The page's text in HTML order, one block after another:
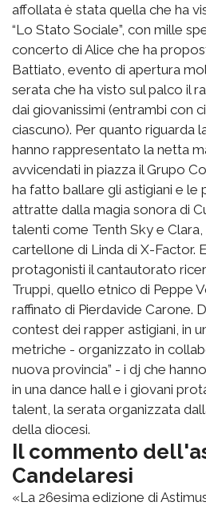
affollata è stata quella che ha
“Lo Stato Sociale”, con mille
concerto di Alice che ha
Battiato, evento di apertura
serata che ha visto sul palco il
dai giovanissimi (entrambi con
ciascuno). Per quanto riguarda
hanno rappresentato la netta
avvicendati in piazza il Grupo
ha fatto ballare gli astigiani e le
attratte dalla magia sonora di
talenti come Tenth Sky e
cartellone di Linda di X-Factor.
protagonisti il cantautorato
Truppi, quello etnico di Peppe
raffinato di Pierdavide Carone.
contest dei rapper astigiani, in
metriche - organizzato in
nuova provincia” - i dj che
in una dance hall e i giovani
talent, la serata organizzata
della diocesi.
Il commento
Candelaresi
«La 26esima edizione di